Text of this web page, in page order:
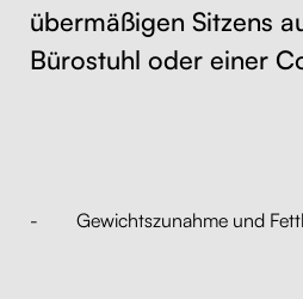
übermäßigen Sitzens
Bürostuhl oder einer
- Gewichtszunahme und